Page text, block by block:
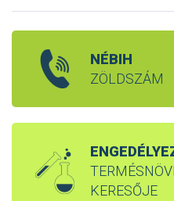
NÉBIH
ZÖLDSZÁM
KERESŐJE